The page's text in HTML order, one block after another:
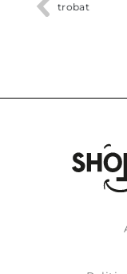
trobat
Bien